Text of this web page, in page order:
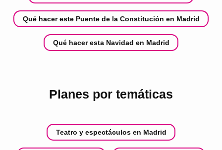
Qué hacer este Puente de la Constitución en Madrid
Qué hacer esta Navidad en Madrid
Planes por temáticas
Teatro y espectáculos en Madrid